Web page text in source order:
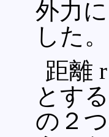
外力
した。
距離
とす
の２